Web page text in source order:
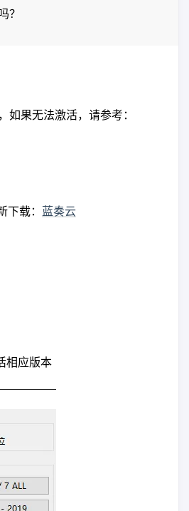
？
如果无法激活，请参考：
载： 蓝奏云
相应版本